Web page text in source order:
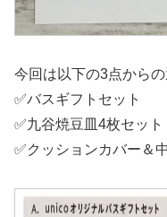
今回は以下の3点からの
✅バスギフトセット
✅九谷焼豆皿4枚セット
✅クッションカバー＆